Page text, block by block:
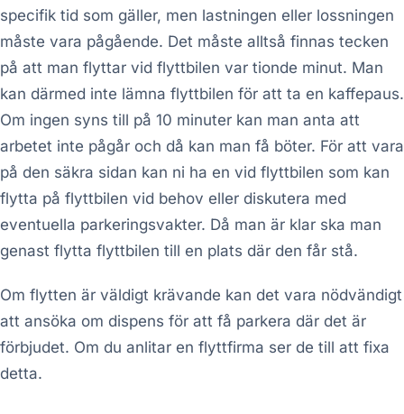
specifik tid som gäller, men lastningen eller lossningen
måste vara pågående. Det måste alltså finnas tecken
på att man flyttar vid flyttbilen var tionde minut. Man
kan därmed inte lämna flyttbilen för att ta en kaffepaus.
Om ingen syns till på 10 minuter kan man anta att
arbetet inte pågår och då kan man få böter. För att vara
på den säkra sidan kan ni ha en vid flyttbilen som kan
flytta på flyttbilen vid behov eller diskutera med
eventuella parkeringsvakter. Då man är klar ska man
genast flytta flyttbilen till en plats där den får stå.
Om flytten är väldigt krävande kan det vara nödvändigt
att ansöka om dispens för att få parkera där det är
förbjudet. Om du anlitar en flyttfirma ser de till att fixa
detta.